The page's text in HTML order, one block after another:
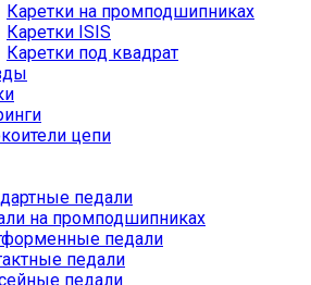
Каретки на промподшипниках
Каретки ISIS
Каретки под квадрат
цепи
педали
на промподшипниках
педали
педали
педали